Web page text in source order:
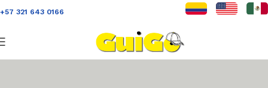
+57 321 643 0166